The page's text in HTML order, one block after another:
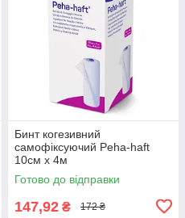
Бинт когезивний
самофіксуючий Peha-haft
10см х 4м
Готово до відправки
147,92 ₴ 172 ₴